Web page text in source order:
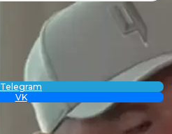
Telegram
VK